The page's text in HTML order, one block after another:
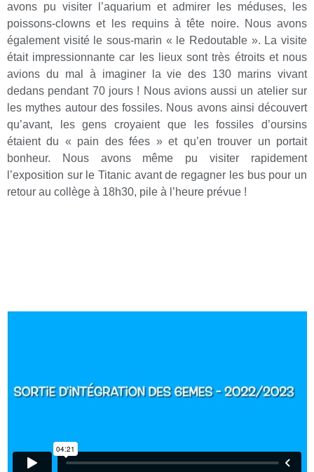
avons pu visiter l’aquarium et admirer les méduses, les
poissons-clowns et les requins à tête noire. Nous avons
également visité le sous-marin « le Redoutable ». La visite
était impressionnante car les lieux sont très étroits et nous
avions du mal à imaginer la vie des 130 marins vivant
dedans pendant 70 jours ! Nous avions aussi un atelier sur
les mythes autour des fossiles. Nous avons ainsi découvert
qu’avant, les gens croyaient que les fossiles d’oursins
étaient du « pain des fées » et qu’en trouver un portait
bonheur. Nous avons même pu visiter rapidement
l’exposition sur le Titanic avant de regagner les bus pour un
retour au collège à 18h30, pile à l’heure prévue !